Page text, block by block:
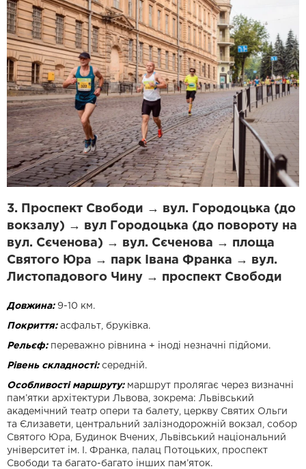
3. Проспект Свободи → вул. Городоцька (до
вокзалу) → вул Городоцька (до повороту на
вул. Сєченова) → вул. Сєченова → площа
Святого Юра → парк Івана Франка → вул.
Листопадового Чину → проспект Свободи
Довжина: 9-10 км.
Покриття:асфальт, бруківка.
Рельєф: переважно рівнина + іноді незначні підйоми.
Рівень складності:середній.
Особливості маршруту:маршрут пролягає через визначні
пам’ятки архітектури Львова, зокрема: Львівський
академічний театр опери та балету, церкву Святих Ольги
та Єлизавети, центральний залізнодорожній вокзал, собор
Святого Юра, Будинок Вчених, Львівський національний
університет ім. І. Франка, палац Потоцьких, проспект
Свободи та багато-багато інших пам’яток.